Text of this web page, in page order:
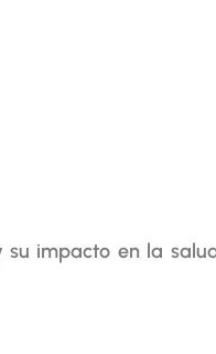
su impacto en la